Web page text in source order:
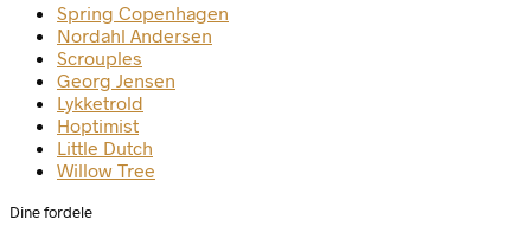
Spring Copenhagen
Nordahl Andersen
Scrouples
Georg Jensen
Lykketrold
Hoptimist
Little Dutch
Willow Tree
Dine fordele